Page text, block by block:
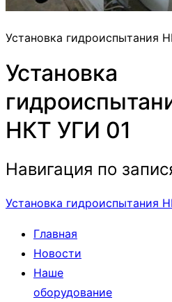
Установка гидроиспытания
Установка
НКТ УГИ 01
Навигация по
Установка гидроиспытания
Главная
Новости
Наше
оборудование